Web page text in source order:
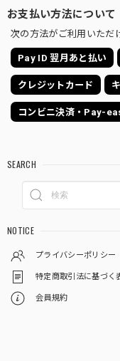
お支払い方法について
次の方法がご利用いただ
Pay ID 翌月あと払い
クレジットカード
コンビニ決済・Pay-
SEARCH
NOTICE
プライバシーポリシー
特定商取引法に基づく
会員規約